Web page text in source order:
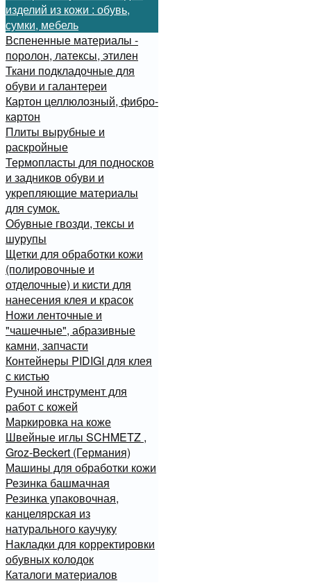
изделий из кожи : обувь,
сумки, мебель
Вспененные материалы -
поролон, латексы, этилен
Ткани подкладочные для
обуви и галантереи
Картон целлюлозный, фибро-
картон
Плиты вырубные и
раскройные
Термопласты для подносков
и задников обуви и
укрепляющие материалы
для сумок.
Обувные гвозди, тексы и
шурупы
Щетки для обработки кожи
(полировочные и
отделочные) и кисти для
нанесения клея и красок
Ножи ленточные и
"чашечные", абразивные
камни, запчасти
Контейнеры PIDIGI для клея
с кистью
Ручной инструмент для
работ с кожей
Маркировка на коже
Швейные иглы SCHMETZ ,
Groz-Beckert (Германия)
Машины для обработки кожи
Резинка башмачная
Резинка упаковочная,
канцелярская из
натурального каучуку
Накладки для корректировки
обувных колодок
Каталоги материалов